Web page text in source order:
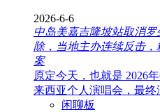
2026-6-6
中岛美嘉吉隆坡站取消
除，当地主办连续反击
案
原定今天，也就是 2026
来西亚个人演唱会，最终
闲聊板